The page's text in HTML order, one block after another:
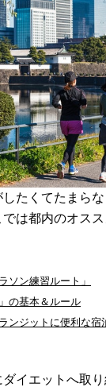
たくてたまら
は都内のオス
ソン練習ルート」
の基本＆ルール
ンジットに便利な宿
イエットへ取